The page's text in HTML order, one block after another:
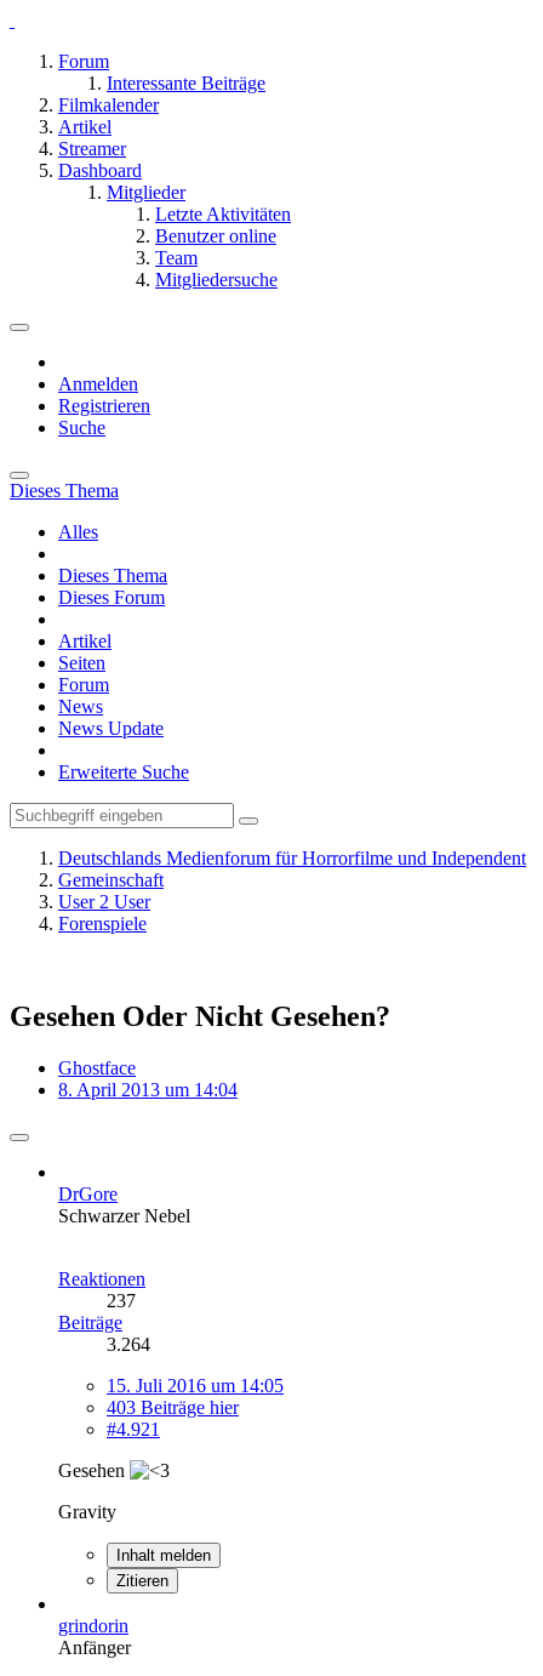
Forum
Interessante Beiträge
Filmkalender
Artikel
Streamer
Dashboard
Mitglieder
Letzte Aktivitäten
Benutzer online
Team
Mitgliedersuche
Anmelden
Registrieren
Suche
Dieses Thema
Alles
Dieses Thema
Dieses Forum
Artikel
Seiten
Forum
News
News Update
Erweiterte Suche
Deutschlands Medienforum für Horrorfilme und Independent
Gemeinschaft
User 2 User
Forenspiele
Gesehen Oder Nicht Gesehen?
Ghostface
8. April 2013 um 14:04
DrGore
Schwarzer Nebel
Reaktionen
237
Beiträge
3.264
15. Juli 2016 um 14:05
403 Beiträge hier
#4.921
Gesehen
Gravity
Inhalt melden
Zitieren
grindorin
Anfänger